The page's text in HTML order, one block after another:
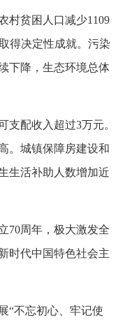
贫困人口减少1109
得决定性成就。污染
下降，生态环境总体
配收入超过3万元。
。城镇保障房建设和
生活补助人数增加近
70周年，极大激发全
时代中国特色社会主
“不忘初心、牢记使